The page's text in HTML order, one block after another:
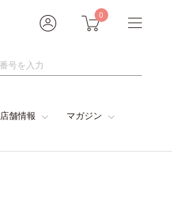
0
店舗情報 マガジン